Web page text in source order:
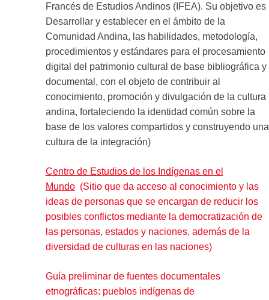
Francés de Estudios Andinos (IFEA). Su objetivo es
Desarrollar y establecer en el ámbito de la
Comunidad Andina, las habilidades, metodología,
procedimientos y estándares para el procesamiento
digital del patrimonio cultural de base bibliográfica y
documental, con el objeto de contribuir al
conocimiento, promoción y divulgación de la cultura
andina, fortaleciendo la identidad común sobre la
base de los valores compartidos y construyendo una
cultura de la integración)
Centro de Estudios de los Indígenas en el
Mundo(Sitio que da acceso al conocimiento y las
ideas de personas que se encargan de reducir los
posibles conflictos mediante la democratización de
las personas, estados y naciones, además de la
diversidad de culturas en las naciones)
Guía preliminar de fuentes documentales
etnográficas: pueblos indígenas de